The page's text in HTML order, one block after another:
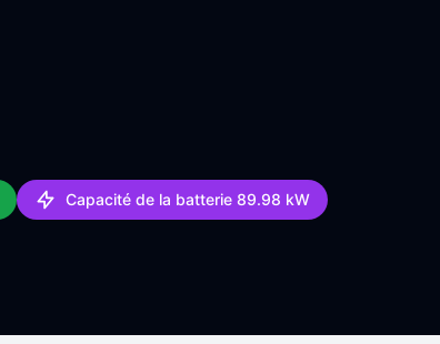
Capacité de la batterie 89.98 kW